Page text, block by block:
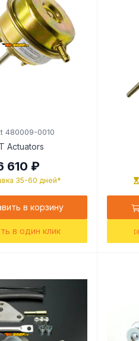
480009-0010
Actuators
610 ₽
35-60 дней*
в корзину
в один клик